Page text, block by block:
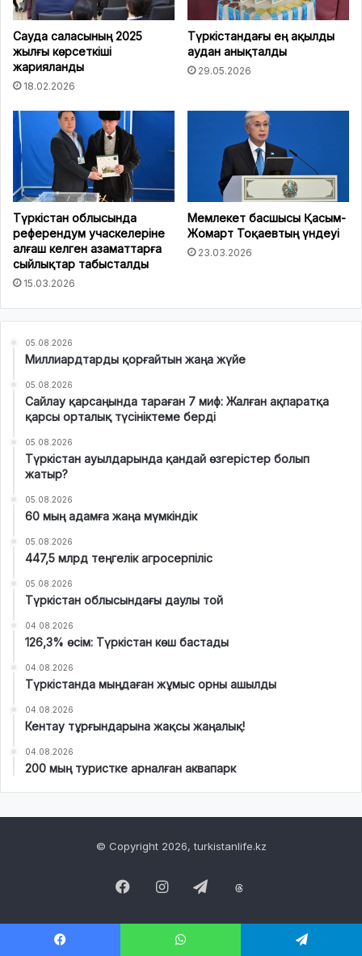
Сауда саласының 2025
жылғы көрсеткіші
жарияланды
18.02.2026
Түркістандағы ең ақылды
аудан анықталды
29.05.2026
Түркістан облысында
референдум учаскелеріне
алғаш келген азаматтарға
сыйлықтар табысталды
15.03.2026
Мемлекет басшысы Қасым-
Жомарт Тоқаевтың үндеуі
23.03.2026
05.08.2026
Миллиардтарды қорғайтын жаңа жүйе
05.08.2026
Сайлау қарсаңында тараған 7 миф: Жалған ақпаратқа
қарсы орталық түсініктеме берді
05.08.2026
Түркістан ауылдарында қандай өзгерістер болып
жатыр?
05.08.2026
60 мың адамға жаңа мүмкіндік
05.08.2026
447,5 млрд теңгелік агросерпіліс
05.08.2026
Түркістан облысындағы даулы той
04.08.2026
126,3% өсім: Түркістан көш бастады
04.08.2026
Түркістанда мыңдаған жұмыс орны ашылды
04.08.2026
Кентау тұрғындарына жақсы жаңалық!
04.08.2026
200 мың туристке арналған аквапарк
© Copyright 2026, turkistanlife.kz
FacebookInstagramTelegram